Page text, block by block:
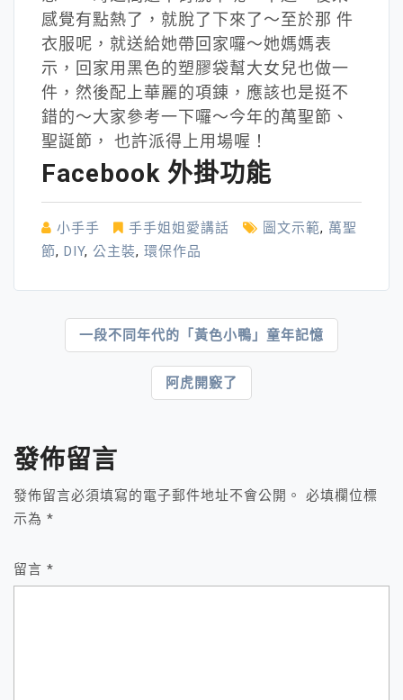
感覺有點熱了，就脫了下來了～至於那 件
衣服呢，就送給她帶回家囉～她媽媽表
示，回家用黑色的塑膠袋幫大女兒也做一
件，然後配上華麗的項錬，應該也是挺不
錯的～大家參考一下囉～今年的萬聖節、
聖誕節， 也許派得上用場喔！
Facebook 外掛功能
小手手 手手姐姐愛講話 圖文示範, 萬聖
節, DIY, 公主裝, 環保作品
覽
一段不同年代的「黃色小鴨」童年記憶
阿虎開竅了
發佈留言
發佈留言必須填寫的電子郵件地址不會公開。
必填欄位標
示為 *
留言 *